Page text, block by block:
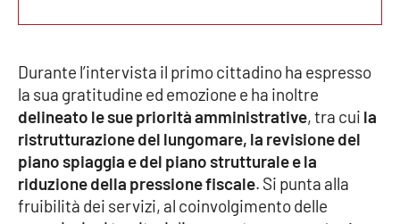
Venti di comunicazione
STREAMING
LaC TV
LaC Network
Durante l’intervista il primo cittadino ha espresso
la sua gratitudine ed emozione e ha inoltre
delineato le sue priorità amministrative, tra cui la
ristrutturazione del lungomare, la revisione del
piano spiaggia e del piano strutturale e la
riduzione della pressione fiscale. Si punta alla
fruibilità dei servizi, al coinvolgimento delle